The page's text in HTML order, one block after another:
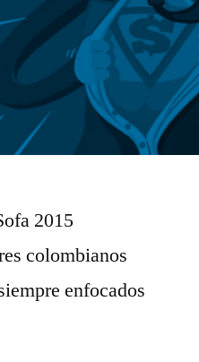
2015
colombianos
enfocados